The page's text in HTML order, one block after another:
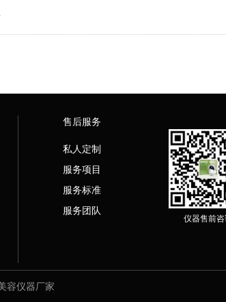
售后服务
私人定制
服务项目
服务标准
服务团队
仪器售前咨
容仪器厂家